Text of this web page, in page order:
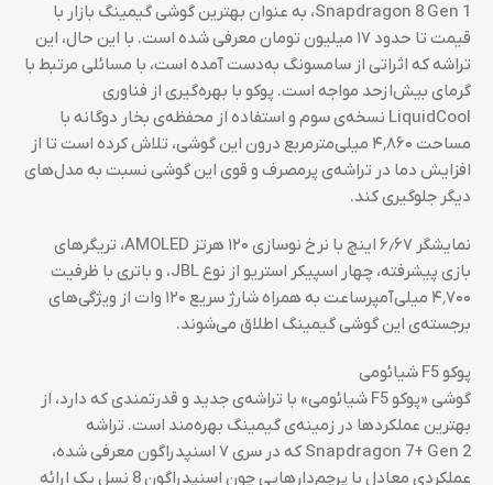
Snapdragon 8 Gen 1، به عنوان بهترین گوشی گیمینگ بازار با
قیمت تا حدود ۱۷ میلیون تومان معرفی شده است. با این حال، این
تراشه که اثراتی از سامسونگ به‌دست آمده است، با مسائلی مرتبط با
گرمای بیش‌ازحد مواجه است. پوکو با بهره‌گیری از فناوری
LiquidCool نسخه‌ی سوم و استفاده از محفظه‌ی بخار دوگانه با
مساحت ۴٬۸۶۰ میلی‌مترمربع درون این گوشی، تلاش کرده است تا از
افزایش دما در تراشه‌ی پرمصرف و قوی این گوشی نسبت به مدل‌های
دیگر جلوگیری کند.
نمایشگر ۶٫۶۷ اینچ با نرخ نوسازی ۱۲۰ هرتز AMOLED، تریگرهای
بازی پیشرفته، چهار اسپیکر استریو از نوع JBL، و باتری با ظرفیت
۴٬۷۰۰ میلی‌آمپرساعت به همراه شارژ سریع ۱۲۰ وات از ویژگی‌های
برجسته‌ی این گوشی گیمینگ اطلاق می‌شوند.
پوکو F5 شیائومی
گوشی «پوکو F5 شیائومی» با تراشه‌ی جدید و قدرتمندی که دارد، از
بهترین عملکردها در زمینه‌ی گیمینگ بهره‌مند است. تراشه
Snapdragon 7+ Gen 2 که در سری ۷ اسنپدراگون معرفی شده،
عملکردی معادل با پرچم‌دارهایی چون اسنپدراگون 8 نسل یک ارائه